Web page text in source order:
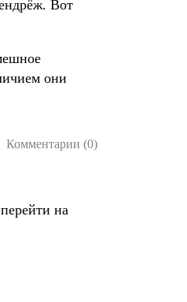
Вот
они
Комментарии (0)
на